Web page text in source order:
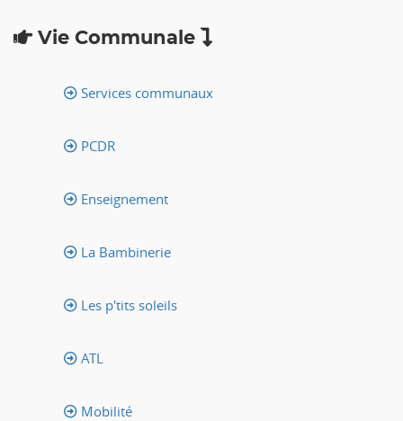
Vie Communale
Services communaux
PCDR
Enseignement
La Bambinerie
Les p'tits soleils
ATL
Mobilité